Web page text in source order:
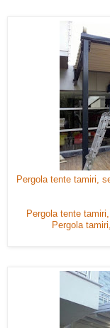
Pergola tente tamiri,
Pergola tente
Pergola